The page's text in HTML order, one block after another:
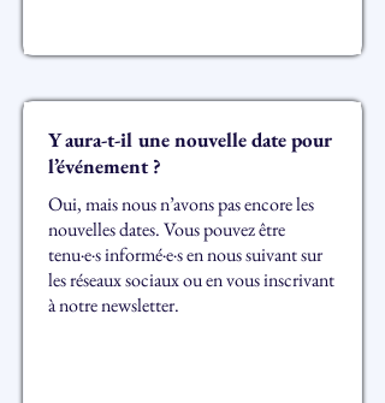
Y aura-t-il une nouvelle date pour
l’événement ?
Oui, mais nous n’avons pas encore les
nouvelles dates. Vous pouvez être
tenu·e·s informé·e·s en nous suivant sur
les réseaux sociaux ou en vous inscrivant
à notre newsletter.